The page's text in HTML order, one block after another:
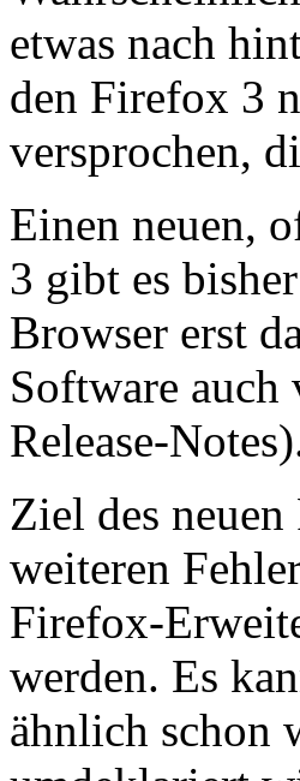
etwas nach
den Firefox 3
versprochen,
Einen neuen,
3 gibt es
Browser erst
Software
Release-
Ziel des
weiteren
Firefox-
werden. Es
ähnlich schon